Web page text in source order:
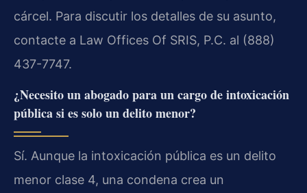
cárcel. Para discutir los detalles de su asunto,
contacte a Law Offices Of SRIS, P.C. al (888)
437-7747.
¿Necesito un abogado para un cargo de intoxicación
pública si es solo un delito menor?
Sí. Aunque la intoxicación pública es un delito
menor clase 4, una condena crea un